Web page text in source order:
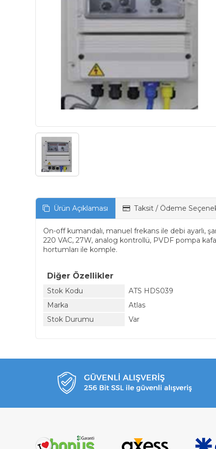
Ürün Açıklaması Taksit / Ödeme
On-off kumandalı, manuel frekans ile debi ayarlı,
220 VAC, 27W, analog kontrollü, PVDF pompa
hortumları ile komple.
Diğer Özellikler
Stok Kodu
ATS HDS039
Marka
Atlas
Stok Durumu
Var